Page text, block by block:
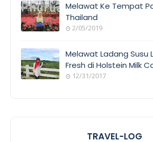
Melawat Ke Tempat
Thailand
2/05/2019
Melawat Ladang Susu
Fresh di Holstein Milk
12/31/2017
TRAVEL-LOG